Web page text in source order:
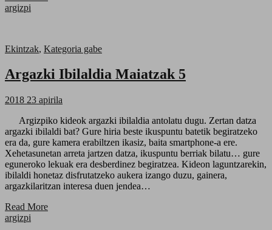
argizpi
Ekintzak, Kategoria gabe
Argazki Ibilaldia Maiatzak 5
2018 23 apirila
Argizpiko kideok argazki ibilaldia antolatu dugu. Zertan datza
argazki ibilaldi bat? Gure hiria beste ikuspuntu batetik begiratzeko
era da, gure kamera erabiltzen ikasiz, baita smartphone-a ere.
Xehetasunetan arreta jartzen datza, ikuspuntu berriak bilatu… gure
eguneroko lekuak era desberdinez begiratzea. Kideon laguntzarekin,
ibilaldi honetaz disfrutatzeko aukera izango duzu, gainera,
argazkilaritzan interesa duen jendea…
Read More
argizpi